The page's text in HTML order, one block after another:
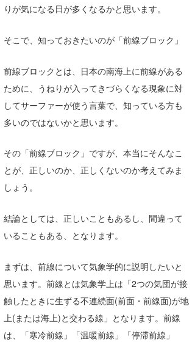
りが気になる日が多くなるかと思います。
そこで、知っておきたいのが「前線ブロック」
前線ブロックとは、日本の南海上に前線がある
ために、うねりが入ってきづらくなる現象に対
してサーファーが使う言葉で、知っている方も
多いのではないかと思います。
その「前線ブロック」ですが、本当にそんなこ
とが、正しいのか、正しくないのか考えてみま
しょう。
結論としては、正しいこともあるし、間違って
いることもある、となります。
まずは、前線について気象学的に説明したいと
思います。前線とは気象学上は「2つの気団が接
触したときに生ずる不連続面(前面・前線面)が地
上(または海上)と交わる線」となります。前線
は、「寒冷前線」「温暖前線」「停滞前線」
ライター/寄稿メディア
Core Surf Japan
Naoya Kimoto
mitsuteru Kamio
Yasunari Inoue
arukasvision
CBA Films
熊谷素子
メディア
SURFMEDIA
Colors MAGAZINE
波伝説アンバサダー/プロライダー
福島寿実子
嵯峨明日香
田原啓江
植村未来
NOBUFUKU
波伝説スタッフ
+☆maki☆+
chan-U
ECE
G◎Da